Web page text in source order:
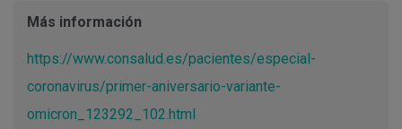
Más información
https://www.consalud.es/pacientes/especial-
coronavirus/primer-aniversario-variante-
omicron_123292_102.html